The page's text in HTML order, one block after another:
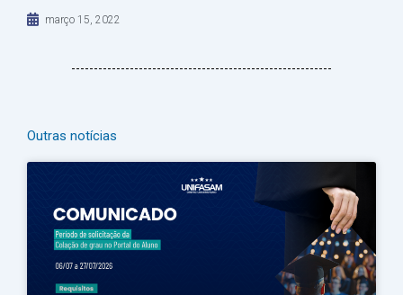
março 15, 2022
Outras notícias
PáginaPágina
PáginaPáginaPágina